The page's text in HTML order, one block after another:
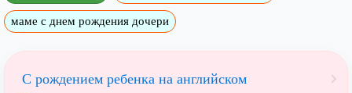
маме с днем рождения дочери
С рождением ребенка на английском